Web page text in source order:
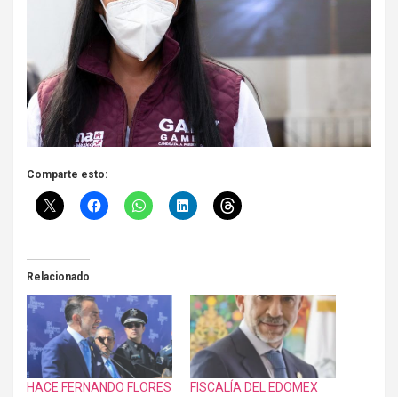
Comparte esto:
Relacionado
HACE FERNANDO FLORES
FISCALÍA DEL EDOMEX